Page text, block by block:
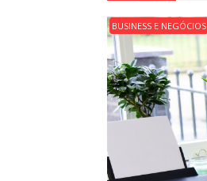
BUSINESS E NEGÓCIOS